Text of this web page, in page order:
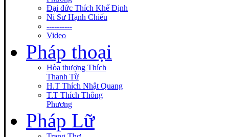
Đại đức Thích Khế Định
Ni Sư Hạnh Chiếu
----------
Video
Pháp thoại
Hòa thượng Thích
Thanh Từ
H.T Thích Nhật Quang
T.T Thích Thông
Phương
Pháp Lữ